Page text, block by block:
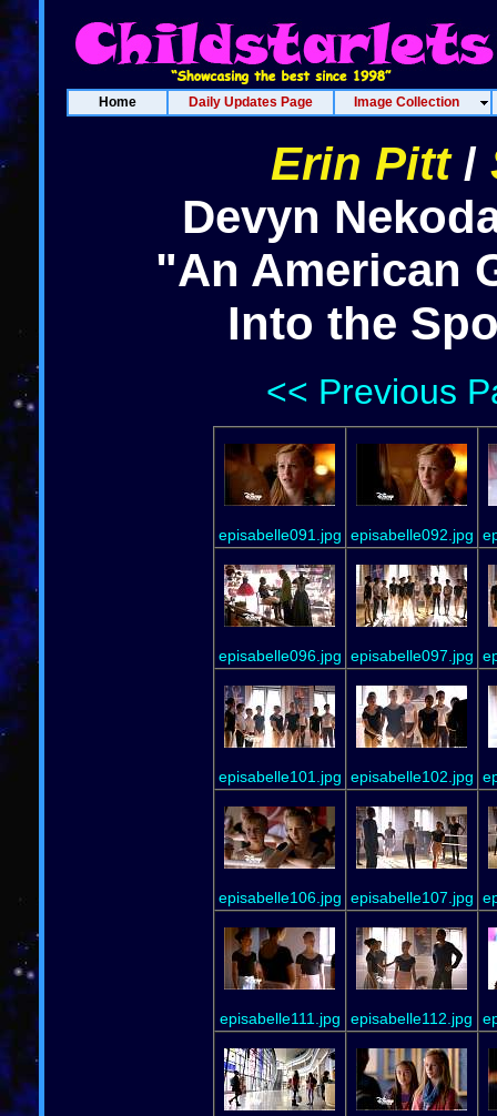
Home Daily Updates Page Image Collection
Erin Pitt/
Devyn
"An American
Into the
<< Previous
episabelle091.jpg episabelle092.jpg
episabelle096.jpg episabelle097.jpg
episabelle101.jpg episabelle102.jpg
episabelle106.jpg episabelle107.jpg
episabelle111.jpg episabelle112.jpg